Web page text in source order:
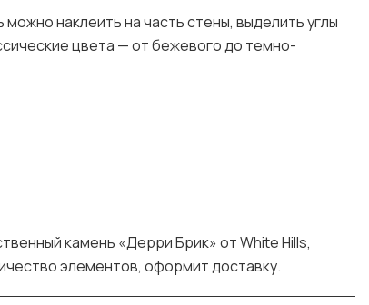
наклеить на часть стены, выделить углы
цвета — от бежевого до темно-
камень «Дерри Брик» от White Hills,
элементов, оформит доставку.